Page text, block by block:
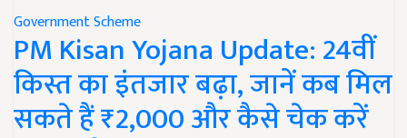
Government Scheme
PM Kisan Yojana Update: 24वीं
किस्त का इंतजार बढ़ा, जानें कब मिल
सकते हैं ₹2,000 और कैसे चेक करें